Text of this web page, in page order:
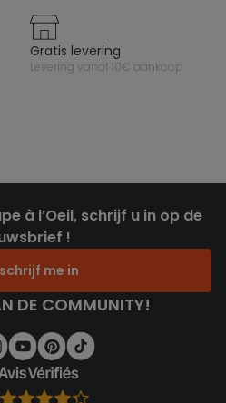
gratis levering
levering vanaf 10€ aankoop
à l’Oeil, schrijf u in op de
!
me in
DE COMMUNITY!